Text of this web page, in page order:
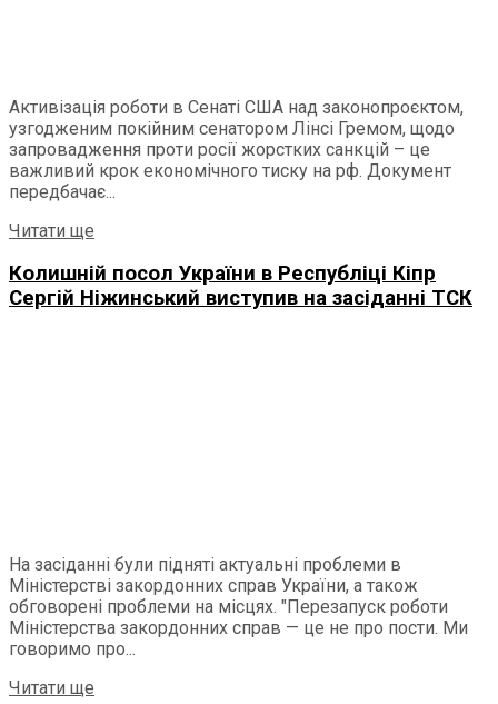
Активізація роботи в Сенаті США над законопроєктом,
узгодженим покійним сенатором Лінсі Гремом, щодо
запровадження проти росії жорстких санкцій – це
важливий крок економічного тиску на рф. Документ
передбачає...
Читати ще
Колишній посол України в Республіці Кіпр
Сергій Ніжинський виступив на засіданні ТСК
На засіданні були підняті актуальні проблеми в
Міністерстві закордонних справ України, а також
обговорені проблеми на місцях. "Перезапуск роботи
Міністерства закордонних справ — це не про пости. Ми
говоримо про...
Читати ще